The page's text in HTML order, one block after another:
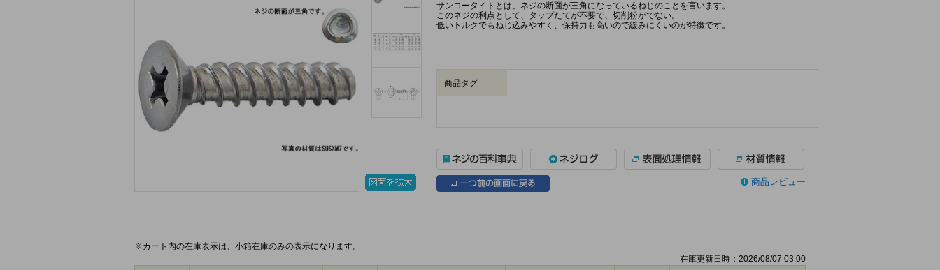
サンコータイトとは、ネジの断面が三角になっているねじのことを言います。
このネジの利点として、タップたてが不要で、切削粉がでない。
低いトルクでもねじ込みやすく、保持力も高いので緩みにくいのが特徴です。
商品タグ
商品レビュー
※カート内の在庫表示は、小箱在庫のみの表示になります。
在庫更新日時：2026/08/07 03:00